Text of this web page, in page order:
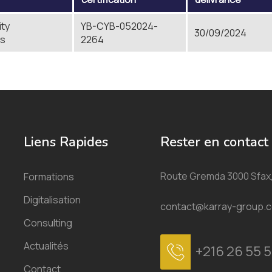
YB-CYB-052024-
2264
30/09/2024
Liens Rapides
Formations
Digitalisation
Consulting
Actualités
Contact
Rester en contact
Route Gremda 3000
contact@karray-
+216 26 55